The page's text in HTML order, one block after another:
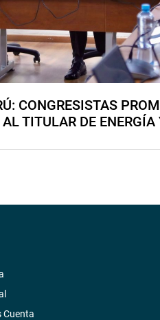
CONGRESISTAS
TITULAR DE
Cuenta